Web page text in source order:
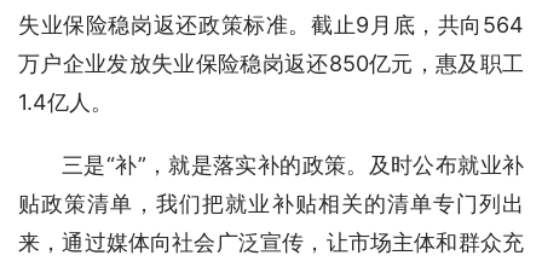
失业保险稳岗返还政策标准。截止9月底，共向564
万户企业发放失业保险稳岗返还850亿元，惠及职工
1.4亿人。
三是“补”，就是落实补的政策。及时公布就业补
贴政策清单，我们把就业补贴相关的清单专门列出
来，通过媒体向社会广泛宣传，让市场主体和群众充